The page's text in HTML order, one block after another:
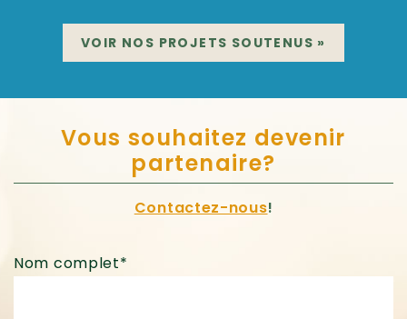
VOIR NOS PROJETS SOUTENUS »
Vous souhaitez devenir
partenaire?
Contactez-nous!
Nom complet*